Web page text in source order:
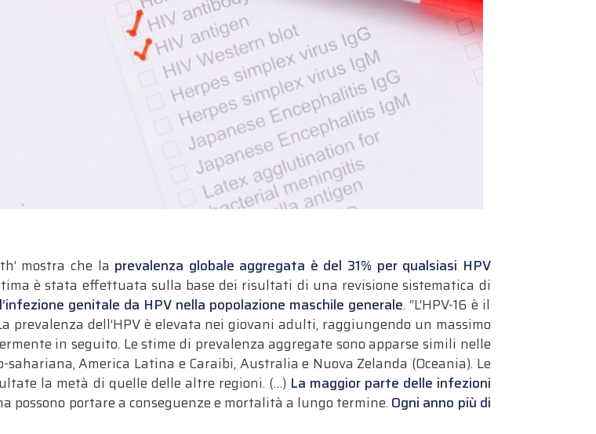
mostra che la prevalenza globale aggregata è del 31% per qualsiasi HPV
è stata effettuata sulla base dei risultati di una revisione sistematica di
genitale da HPV nella popolazione maschile generale. “L’HPV-16 è il
prevalenza dell’HPV è elevata nei giovani adulti, raggiungendo un massimo
in seguito. Le stime di prevalenza aggregate sono apparse simili nelle
America Latina e Caraibi, Australia e Nuova Zelanda (Oceania). Le
la metà di quelle delle altre regioni. (…) La maggior parte delle infezioni
possono portare a conseguenze e mortalità a lungo termine. Ogni anno più di